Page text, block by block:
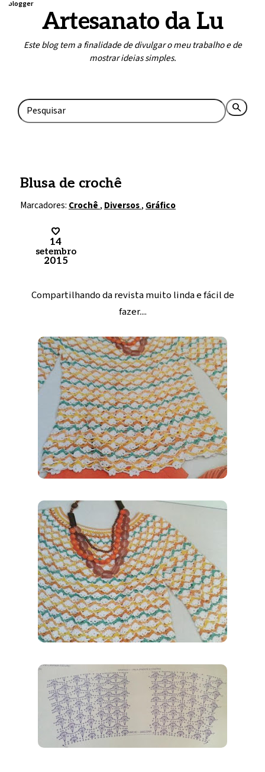
blogger
Artesanato da Lu
Este blog tem a finalidade de divulgar o meu trabalho e de
mostrar ideias simples.
search
Blusa de crochê
Marcadores: Crochê , Diversos, Gráfico
14
setembro
2015
Compartilhando da revista muito linda e fácil de
fazer....